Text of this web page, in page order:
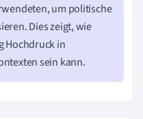
um politische
Dies zeigt, wie
Hochdruck in
sein kann.